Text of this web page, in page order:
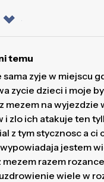
temu
zyje w miejscu
zycie dzieci i moje
mezem na wyjezdzie
i zlo ich atakuje ten
z tym stycznosc a ci
jestem
mezem razem
wiele w